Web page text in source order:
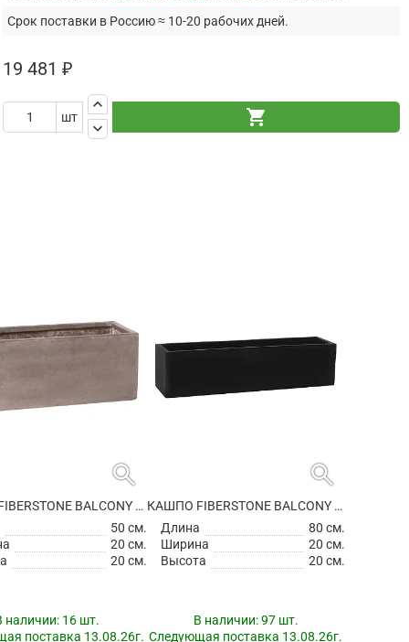
Срок поставки в Россию ≈ 10-20 рабочих дней.
19 481 ₽
шт
keyboard_arrow_up
keyboard_arrow_down
shopping_cart
search
КАШПО FIBERSTONE BALCONY S, TAUPE
50 см.
20 см.
20 см.
наличии: 16 шт.
поставка 13.08.26г.
search
КАШПО FIBERSTONE BALCONY XL BLACK
Длина
80 см.
Ширина
20 см.
Высота
20 см.
В наличии:97 шт.
Следующая поставка 13.08.26г.